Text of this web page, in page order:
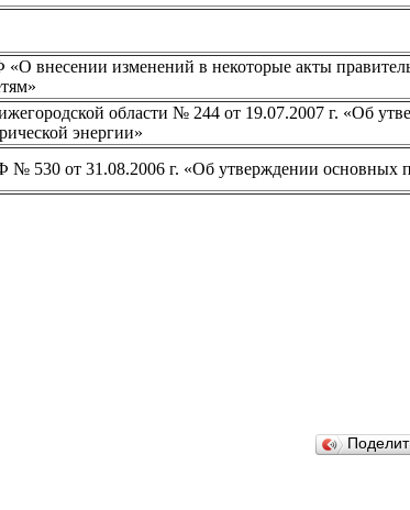
внесении изменений в некоторые акты
области № 244 от 19.07.2007 г. «Об
энергии»
№ 530 от 31.08.2006 г. «Об утверждении